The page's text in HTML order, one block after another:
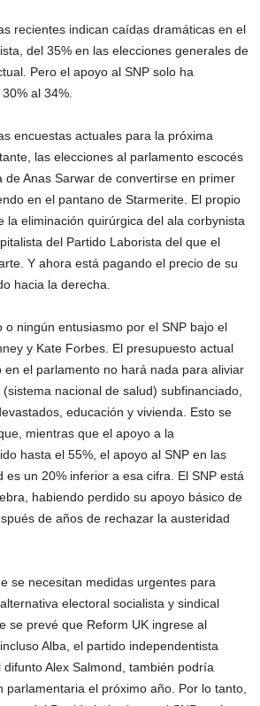
recientes indican caídas dramáticas en el
del 35% en las elecciones generales de
Pero el apoyo al SNP solo ha
al 34%.
encuestas actuales para la próxima
las elecciones al parlamento escocés
de Anas Sarwar de convertirse en primer
en el pantano de Starmerite. El propio
la eliminación quirúrgica del ala corbynista
del Partido Laborista del que el
Y ahora está pagando el precio de su
hacia la derecha.
o ningún entusiasmo por el SNP bajo el
y Kate Forbes. El presupuesto actual
en el parlamento no hará nada para aliviar
nacional de salud) subfinanciado,
educación y vivienda. Esto se
mientras que el apoyo a la
hasta el 55%, el apoyo al SNP en las
es un 20% inferior a esa cifra. El SNP está
habiendo perdido su apoyo básico de
de años de rechazar la austeridad
se necesitan medidas urgentes para
electoral socialista y sindical
se prevé que Reform UK ingrese al
Alba, el partido independentista
Alex Salmond, también podría
parlamentaria el próximo año. Por lo tanto,